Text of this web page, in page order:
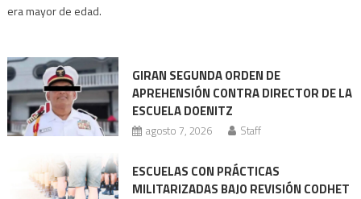
era mayor de edad.
GIRAN SEGUNDA ORDEN DE
APREHENSIÓN CONTRA DIRECTOR DE LA
ESCUELA DOENITZ
agosto 7, 2026 Staff
ESCUELAS CON PRÁCTICAS
MILITARIZADAS BAJO REVISIÓN CODHET